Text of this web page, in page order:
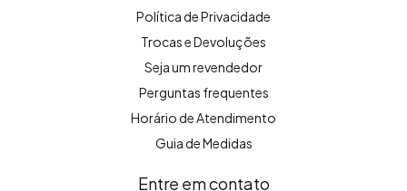
Política de Privacidade
Trocas e Devoluções
Seja um revendedor
Perguntas frequentes
Horário de Atendimento
Guia de Medidas
Entre em contato